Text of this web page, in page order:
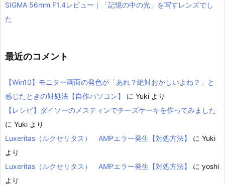
SIGMA 56mm F1.4レビュー｜「記憶の中の光」を写すレンズでし
た
最近のコメント
【Win10】モニター画面の発色が「あれ？絶対おかしいよね？」と
感じたときの対処法【自作パソコン】
に Yuki より
【レシピ】ダイソーのメスティンでチーズケーキを作ってみました
に Yuki より
Luxeritas（ルクセリタス） AMPエラー発生【対処方法】
に Yuki
より
Luxeritas（ルクセリタス） AMPエラー発生【対処方法】
に yoshi
より